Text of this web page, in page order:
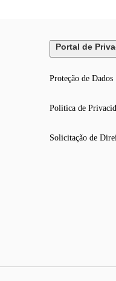
Portal de
Proteção de Dados
Politica de
Solicitação de